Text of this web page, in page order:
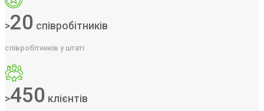
>20 співробітників
співробітників у штаті
>450 клієнтів